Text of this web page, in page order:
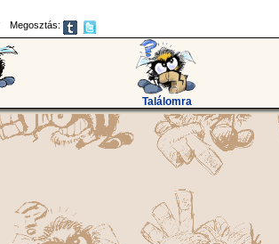
Megosztás:
Találomra